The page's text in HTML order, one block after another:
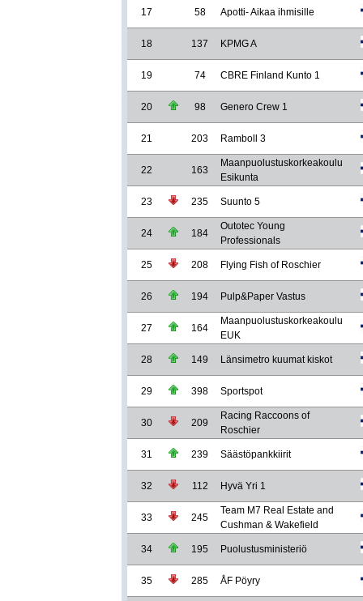
17 58 Apotti- Aikaa ihmisille
18 137 KPMG A
19 74 CBRE Finland Kunto 1
20 98 Genero Crew 1
21 203 Ramboll 3
22 163
Maanpuolustuskorkeakoulu
Esikunta
23 235 Suunto 5
24 184
Outotec Young
Professionals
25 208 Flying Fish of Roschier
26 194 Pulp&Paper Vastus
27 164
Maanpuolustuskorkeakoulu
EUK
28 149 Länsimetro kuumat kiskot
29 398 Sportspot
30 209
Racing Raccoons of
Roschier
31 239 Säästöpankkiirit
32 112 Hyvä Yri 1
33 245
Team M7 Real Estate and
Cushman & Wakefield
34 195 Puolustusministeriö
35 285 ÅF Pöyry